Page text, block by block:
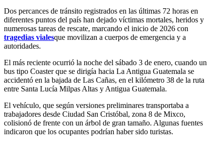
Dos percances de tránsito registrados en las últimas 72 horas en
diferentes puntos del país han dejado víctimas mortales, heridos y
numerosas tareas de rescate, marcando el inicio de 2026 con
tragedias vialesque movilizan a cuerpos de emergencia y a
autoridades.
El más reciente ocurrió la noche del sábado 3 de enero, cuando un
bus tipo Coaster que se dirigía hacia La Antigua Guatemala se
accidentó en la bajada de Las Cañas, en el kilómetro 38 de la ruta
entre Santa Lucía Milpas Altas y Antigua Guatemala.
El vehículo, que según versiones preliminares transportaba a
trabajadores desde Ciudad San Cristóbal, zona 8 de Mixco,
colisionó de frente con un árbol de gran tamaño. Algunas fuentes
indicaron que los ocupantes podrían haber sido turistas.